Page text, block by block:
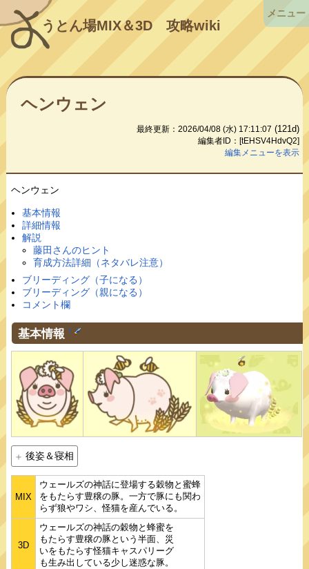
うとん場MIX＆3D攻略wiki
ヘンウェン
最終更新：2026/04/08 (水) 17:11:07 (121d)
編集者ID：[tEHSV4HdvQ2]
編集メニューを表示
ヘンウェン
基本情報
詳細情報
解説
藤田さんのヒント
育成方法詳細（ネタバレ注意）
ブリーディング（子になる）
ブリーディング（親になる）
コメント欄
基本情報 †
後姿＆寝相
MIX
ウェールズの神話に登場する穀物と蜜蜂
をもたらす豊穣の豚。一方で豚にも関わ
らず狼やワシ、怪猫を産んでいる。
3D
ウェールズの神話の穀物と蜂蜜を
もたらす豊穣の豚という半面、災
いをもたらす怪猫キャスパリーグ
も生み出している少し迷惑な豚。
メニュー